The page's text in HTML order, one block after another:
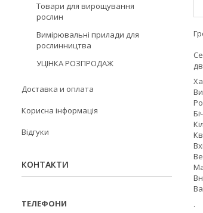
.
Товари для вирощування
рослин
Вимірювальні прилади для
рослинництва
УЦІНКА РОЗПРОДАЖ
Доставка и оплата
Корисна інформація
Відгуки
КОНТАКТИ